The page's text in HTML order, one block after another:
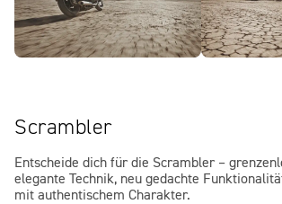
Scrambler
Entscheide dich für die Scrambler –
elegante Technik, neu gedachte
mit authentischem Charakter.